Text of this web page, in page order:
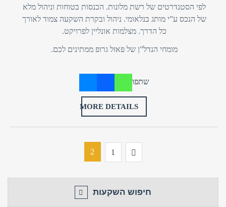
לפי הסטנדרטים של רשת מלונות. הכנסות בטוחות וניהול מלא
של הנכס ע”י מותג בנלאומי. ניהול ובקרת השקעה צמוד לאורך
כל הדרך. מצלמות אונליין לפרויקט.
מומחי הנדל”ן של פאזל גרופ ממתינים לכם.
שתפו
MORE DETAILS
Previous
1
2
חיפוש השקעות